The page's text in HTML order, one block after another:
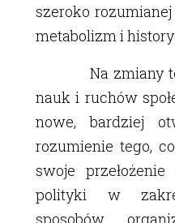
szeroko
metabolizm i
Na zmiany te
nauk i ruchów
nowe, bardziej
rozumienie tego,
swoje
polityki w
sposobów